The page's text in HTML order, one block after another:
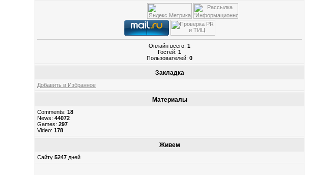
Онлайн всего:1
Гостей:1
Пользователей:0
Закладка
Добавить в Избранное
Материалы
Comments:18
News:44072
Games:297
Video:178
Живем
Сайту5247 дней